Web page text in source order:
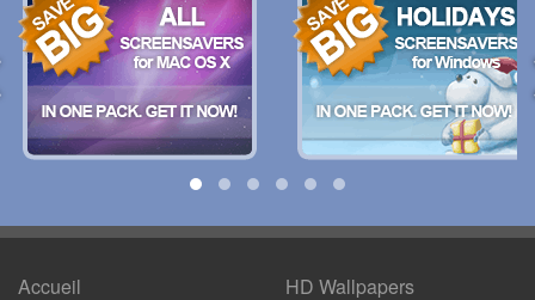
Accueil HD Wallpapers